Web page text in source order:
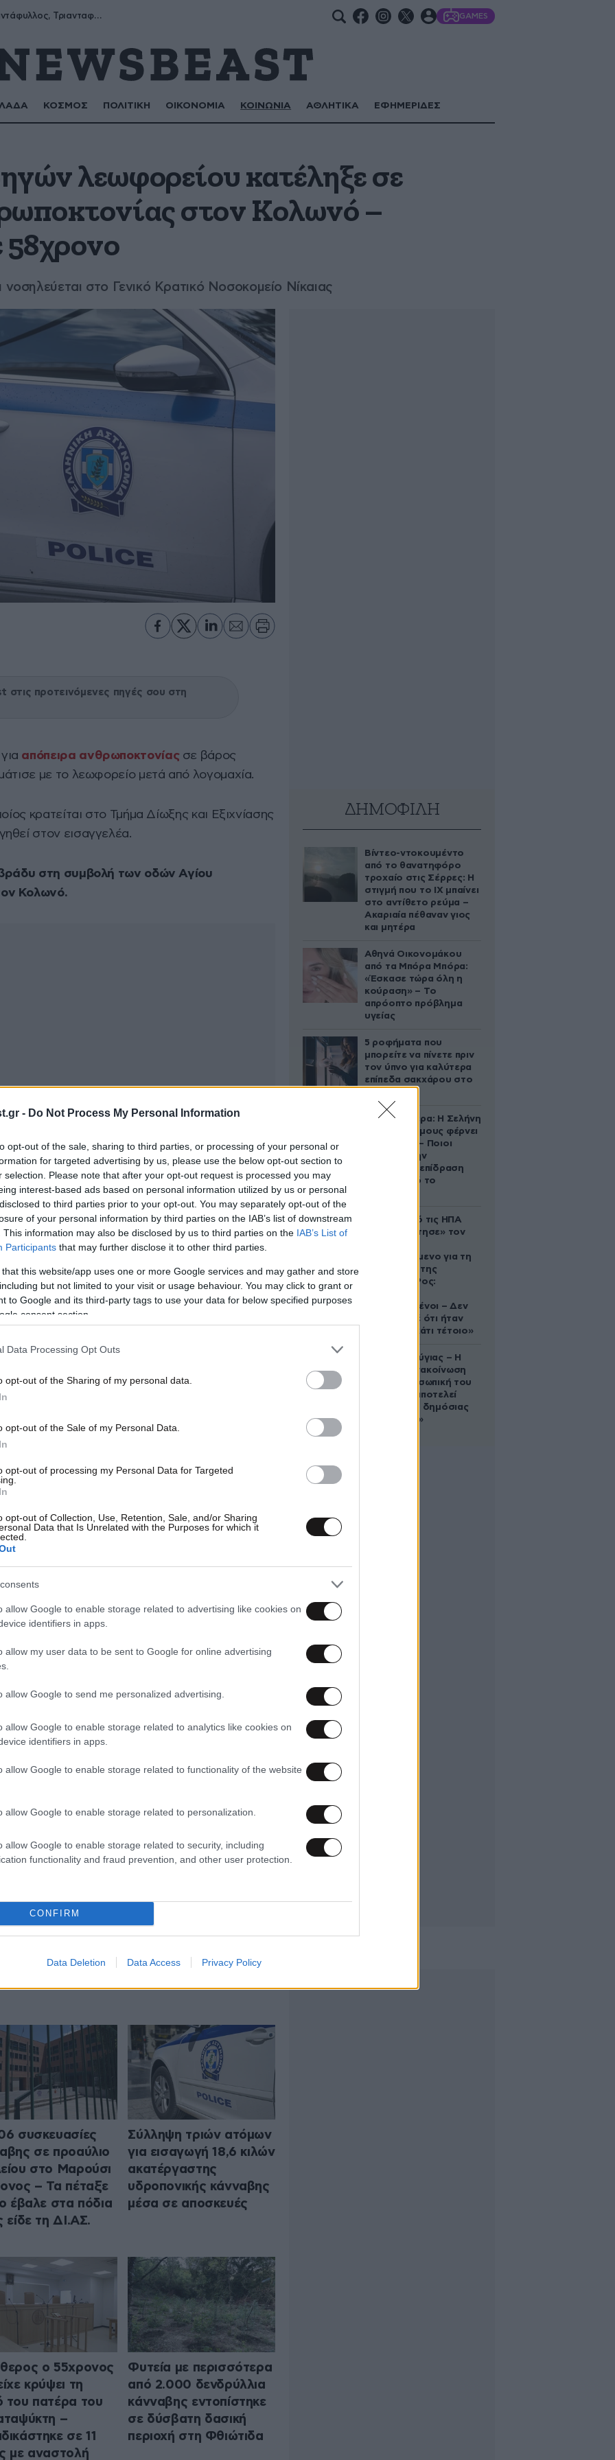
- Do Not Process My Personal Information
opt-out of the sale, sharing to third parties, or processing of your personal or
for targeted advertising by us, please use the below opt-out section to
selection. Please note that after your opt-out request is processed you may
interest-based ads based on personal information utilized by us or personal
to third parties prior to your opt-out. You may separately opt-out of the
of your personal information by third parties on the IAB’s list of downstream
This information may also be disclosed by us to third parties on the IAB’s List of
Participants that may further disclose it to other third parties.
that this website/app uses one or more Google services and may gather and store
but not limited to your visit or usage behaviour. You may click to grant or
to Google and its third-party tags to use your data for below specified purposes
consent section.
Data Processing Opt Outs
opt-out of the Sharing of my personal data.
opt-out of the Sale of my Personal Data.
opt-out of processing my Personal Data for Targeted
opt-out of Collection, Use, Retention, Sale, and/or Sharing
Data that Is Unrelated with the Purposes for which it
allow Google to enable storage related to advertising like cookies on
identifiers in apps.
allow my user data to be sent to Google for online advertising
allow Google to send me personalized advertising.
allow Google to enable storage related to analytics like cookies on
identifiers in apps.
allow Google to enable storage related to functionality of the website
allow Google to enable storage related to personalization.
allow Google to enable storage related to security, including
functionality and fraud prevention, and other user protection.
CONFIRM
Data Deletion Data Access Privacy Policy
Μύρων, Τριαντάφυλλος, Τριανταφυλλιά, Φυλλιώ, Ρόζα GAMES
ΚΟΣΜΟΣ ΠΟΛΙΤΙΚΗ ΟΙΚΟΝΟΜΙΑ ΚΟΙΝΩΝΙΑ ΑΘΛΗΤΙΚΑ ΕΦΗΜΕΡΙΔΕΣ
λεωφορείου κατέληξε σε
στον Κολωνό –
58χρονο
νοσηλεύεται στο Γενικό Κρατικό Νοσοκομείο Νίκαιας
στις προτεινόμενες πηγές σου στη
απόπειρα ανθρωποκτονίαςσε βάρος
με το λεωφορείο μετά από λογομαχία.
κρατείται στο Τμήμα Δίωξης και Εξιχνίασης
στον εισαγγελέα.
στη συμβολή των οδών Αγίου
Κολωνό.
έξω από τα λεωφορεία.
να διαφύγει με την μοτοσικλέτα του, που
μπήκε στο λεωφορείο, τον καταδίωξε και τον
στα άνω και κάτω άκρα.
στο Γενικό Κρατικό Νοσοκομείο
ΔΗΜΟΦΙΛΗ
Βίντεο-ντοκουμέντο
από το θανατηφόρο
τροχαίο στις Σέρρες: Η
στιγμή που το ΙΧ μπαίνει
στο αντίθετο ρεύμα –
Ακαριαία πέθαναν γιος
και μητέρα
Αθηνά Οικονομάκου
από τα Μπόρα Μπόρα:
«Έσκασε τώρα όλη η
κούραση» – Το
απρόοπτο πρόβλημα
υγείας
5 ροφήματα που
μπορείτε να πίνετε πριν
τον ύπνο για καλύτερα
επίπεδα σακχάρου στο
Ζώδια σήμερα: Η Σελήνη
στους Διδύμους φέρνει
ανατροπές – Ποιοι
δέχονται την
ευεργετική επίδραση
του Δία από το
Ζευγάρι από τις ΗΠΑ
που «υιοθέτησε» τον
κατηγορούμενο για τη
δολοφονία της
Ελίζαμπεθ Ρος:
συντετριμμένοι – Δεν
έδειξε ποτέ ότι ήταν
ικανός για κάτι τέτοιο»
Χρίστος Κούγιας – Η
αυστηρή ανακοίνωση
για την προσωπική του
ζωή: «Δεν αποτελεί
αντικείμενο δημόσιας
συζήτησης»
ΚΟΙΝΩΝΙΑ
συσκευασίες
σε προαύλιο
στο Μαρούσι
– Τα πέταξε
έβαλε στα πόδια
είδε τη ΔΙ.ΑΣ.
Σύλληψη τριών ατόμων
για εισαγωγή 18,6 κιλών
ακατέργαστης
υδροπονικής κάνναβης
μέσα σε αποσκευές
ο 55χρονος
κρύψει τη
του πατέρα του
–
σε 11
με αναστολή
Φυτεία με περισσότερα
από 2.000 δενδρύλλια
κάνναβης εντοπίστηκε
σε δύσβατη δασική
περιοχή στη Φθιώτιδα